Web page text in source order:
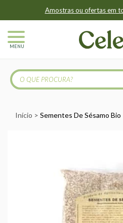
Amostras ou ofertas em
MENU
Início Sementes De Sésamo Bio